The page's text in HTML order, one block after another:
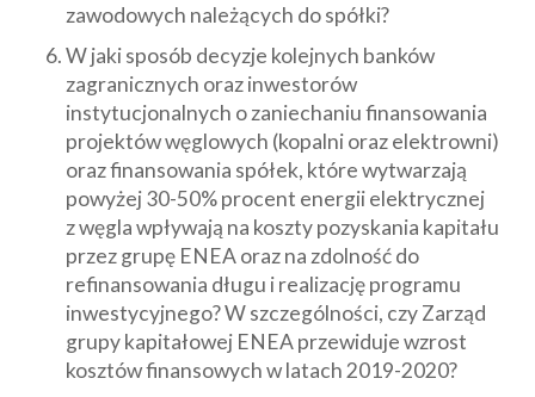
zawodowych należących do spółki?
W jaki sposób decyzje kolejnych banków
zagranicznych oraz inwestorów
instytucjonalnych o zaniechaniu finansowania
projektów węglowych (kopalni oraz elektrowni)
oraz finansowania spółek, które wytwarzają
powyżej 30-50% procent energii elektrycznej
z węgla wpływają na koszty pozyskania kapitału
przez grupę ENEA oraz na zdolność do
refinansowania długu i realizację programu
inwestycyjnego? W szczególności, czy Zarząd
grupy kapitałowej ENEA przewiduje wzrost
kosztów finansowych w latach 2019-2020?